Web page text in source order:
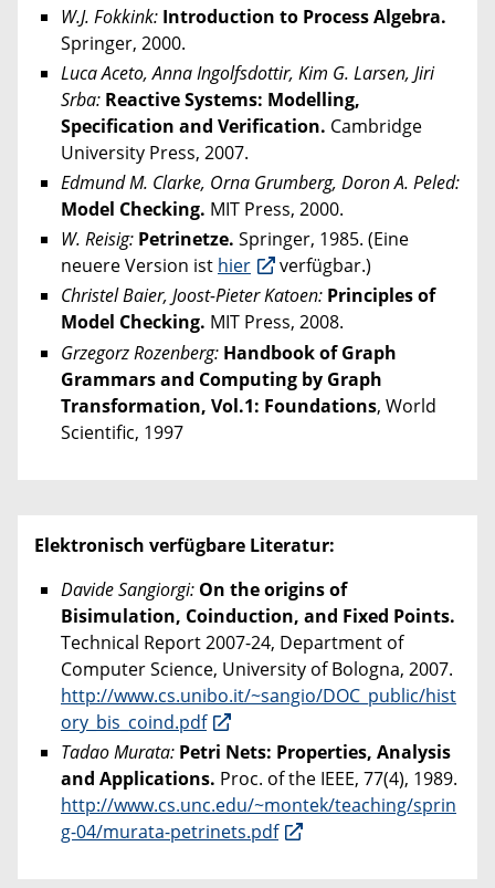
W.J. Fokkink: Introduction to Process Algebra.
Springer, 2000.
Luca Aceto, Anna Ingolfsdottir, Kim G. Larsen, Jiri
Srba: Reactive Systems: Modelling,
Specification and Verification. Cambridge
University Press, 2007.
Edmund M. Clarke, Orna Grumberg, Doron A. Peled:
Model Checking. MIT Press, 2000.
W. Reisig: Petrinetze. Springer, 1985. (Eine
neuere Version ist hier
verfügbar.)
Christel Baier, Joost-Pieter Katoen: Principles of
Model Checking. MIT Press, 2008.
Grzegorz Rozenberg: Handbook of Graph
Grammars and Computing by Graph
Transformation, Vol.1: Foundations, World
Scientific, 1997
Elektronisch verfügbare Literatur:
Davide Sangiorgi: On the origins of
Bisimulation, Coinduction, and Fixed Points.
Technical Report 2007-24, Department of
Computer Science, University of Bologna, 2007.
http://www.cs.unibo.it/~sangio/DOC_public/hist
ory_bis_coind.pdf
Tadao Murata: Petri Nets: Properties, Analysis
and Applications. Proc. of the IEEE, 77(4), 1989.
http://www.cs.unc.edu/~montek/teaching/sprin
g-04/murata-petrinets.pdf